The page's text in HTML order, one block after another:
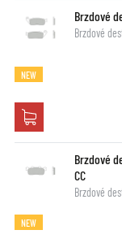
Brzdové
Brzdové
NEW
Brzdové
CC
Brzdové
NEW